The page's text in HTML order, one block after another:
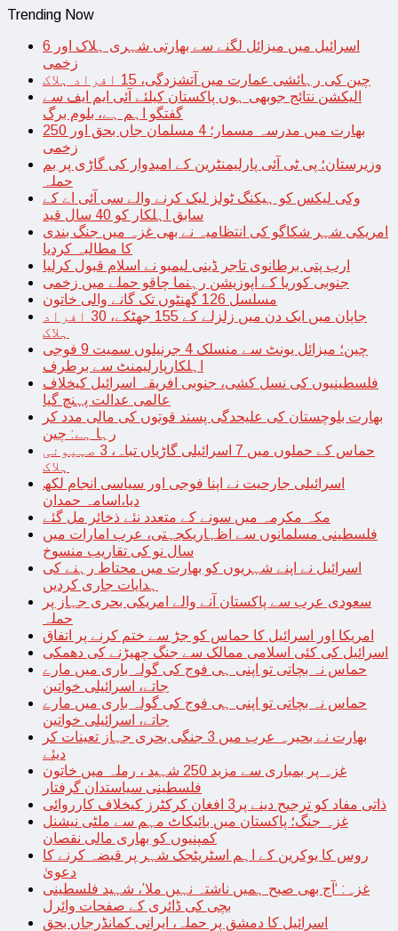
Trending Now
اسرائیل میں میزائل لگنے سے بھارتی شہری ہلاک اور 6
زخمی
چین کی رہائشی عمارت میں آتشزدگی، 15 افراد ہلاک
الیکشن نتائج جوبھی ہوں پاکستان کیلئے آئی ایم ایف سے
گفتگو اہم ہے، بلوم برگ
بھارت میں مدرسہ مسمار؛ 4 مسلمان جاں بحق اور 250
زخمی
وزیرستان؛ پی ٹی آئی پارلیمنٹرین کے امیدوار کی گاڑی پر بم
حملہ
وکی لیکس کو ہیکنگ ٹولز لیک کرنے والے سی آئی اے کے
سابق اہلکار کو 40 سال قید
امریکی شہر شکاگو کی انتظامیہ نے بھی غزہ میں جنگ بندی
کا مطالبہ کردیا
ارب پتی برطانوی تاجر ڈینی لیمبو نے اسلام قبول کرلیا
جنوبی کوریا کے اپوزیشن رہنما چاقو حملے میں زخمی
مسلسل 126 گھنٹوں تک گانے والی خاتون
جاپان میں ایک دن میں زلزلے کے 155 جھٹکے، 30 افراد
ہلاک
چین؛ میزائل یونٹ سے منسلک 4 جرنیلوں سمیت 9 فوجی
اہلکارپارلیمنٹ سے برطرف
فلسطینیوں کی نسل کشی، جنوبی افریقہ اسرائیل کیخلاف
عالمی عدالت پہنچ گیا
بھارت بلوچستان کی علیحدگی پسند قوتوں کی مالی مدد کر
رہا ہے: چین
حماس کے حملوں میں 7 اسرائیلی گاڑیاں تباہ، 3 صہیونی
ہلاک
اسرائیلی جارحیت نے اپنا فوجی اور سیاسی انجام لکھ
دیا،اسامہ حمدان
مکہ مکرمہ میں سونے کے متعدد نئے ذخائر مل گئے
فلسطینی مسلمانوں سے اظہاریکجہتی، عرب امارات میں
سال نو کی تقاریب منسوخ
اسرائیل نے اپنے شہریوں کو بھارت میں محتاط رہنے کی
ہدایات جاری کردیں
سعودی عرب سے پاکستان آنے والے امریکی بحری جہاز پر
حملہ
امریکا اور اسرائیل کا حماس کو جڑ سے ختم کرنے پر اتفاق
اسرائیل کی کئی اسلامی ممالک سے جنگ چھیڑنے کی دھمکی
حماس نہ بچاتی تو اپنی ہی فوج کی گولہ باری میں مارے
جاتے، اسرائیلی خواتین
حماس نہ بچاتی تو اپنی ہی فوج کی گولہ باری میں مارے
جاتے، اسرائیلی خواتین
بھارت نے بحیرہ عرب میں 3 جنگی بحری جہاز تعینات کر
دیئے
غزہ پر بمباری سے مزید 250 شہید ، رملہ میں خاتون
فلسطینی سیاستدان گرفتار
ذاتی مفاد کو ترجیح دینے پر3 افغان کرکٹرز کیخلاف کارروائی
غزہ جنگ؛ پاکستان میں بائیکاٹ مہم سے ملٹی نیشنل
کمپنیوں کو بھاری مالی نقصان
روس کا یوکرین کے اہم اسٹریٹجک شہر پر قبضہ کرنے کا
دعویٰ
غزہ: ‘آج بھی صبح ہمیں ناشتہ نہیں ملا’، شہید فلسطینی
بچی کی ڈائری کے صفحات وائرل
اسرائیل کا دمشق پر حملہ، ایرانی کمانڈرجاں بحق